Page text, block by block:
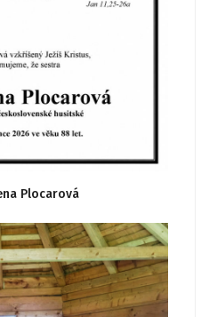
Plocarová